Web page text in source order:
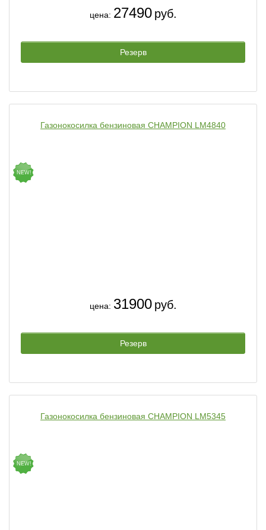
цена: 27490 руб.
Резерв
Газонокосилка бензиновая CHAMPION LM4840
NEW!
цена: 31900 руб.
Резерв
Газонокосилка бензиновая CHAMPION LM5345
NEW!